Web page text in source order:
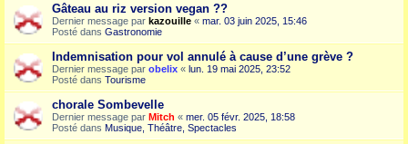
Gâteau au riz version vegan ??
Dernier message par kazouille « mar. 03 juin 2025, 15:46
Posté dans Gastronomie
Indemnisation pour vol annulé à cause d’une grève ?
Dernier message par obelix « lun. 19 mai 2025, 23:52
Posté dans Tourisme
chorale Sombevelle
Dernier message par Mitch « mer. 05 févr. 2025, 18:58
Posté dans Musique, Théâtre, Spectacles